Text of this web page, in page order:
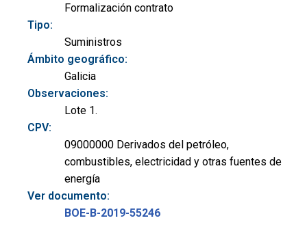
Formalización contrato
Tipo:
Suministros
Ámbito geográfico:
Galicia
Observaciones:
Lote 1.
CPV:
09000000 Derivados del petróleo,
combustibles, electricidad y otras fuentes de
energía
Ver documento:
BOE-B-2019-55246